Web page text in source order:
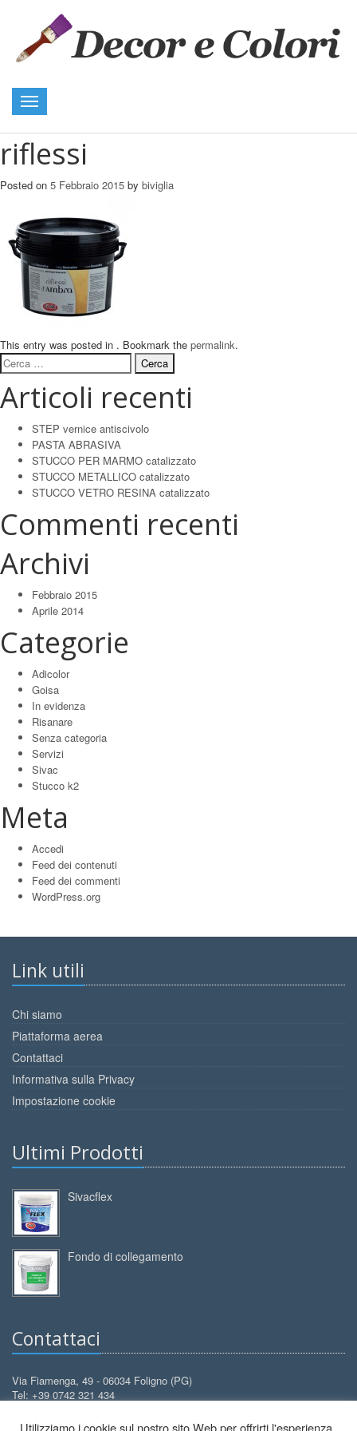
Toggle
navigation
riflessi
Posted on 5 Febbraio 2015 by biviglia
This entry was posted in . Bookmark the permalink.
Ricerca
per:
Articoli recenti
STEP vernice antiscivolo
PASTA ABRASIVA
STUCCO PER MARMO catalizzato
STUCCO METALLICO catalizzato
STUCCO VETRO RESINA catalizzato
Commenti recenti
Archivi
Febbraio 2015
Aprile 2014
Categorie
Adicolor
Goisa
In evidenza
Risanare
Senza categoria
Servizi
Sivac
Stucco k2
Meta
Accedi
Feed dei contenuti
Feed dei commenti
WordPress.org
Link utili
Chi siamo
Piattaforma aerea
Contattaci
Informativa sulla Privacy
Impostazione cookie
Ultimi Prodotti
Sivacflex
Fondo di collegamento
Contattaci
Via Fiamenga, 49 - 06034 Foligno (PG)
Tel: +39 0742 321 434
Utilizziamo i cookie sul nostro sito Web per offrirti l'esperienza